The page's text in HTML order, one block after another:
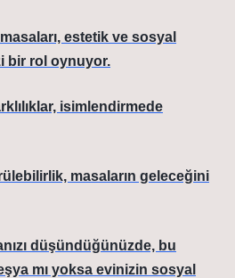
estetik ve sosyal
bir rol oynuyor.
isimlendirmede
masaların geleceğini
düşündüğünüzde, bu
mı yoksa evinizin sosyal